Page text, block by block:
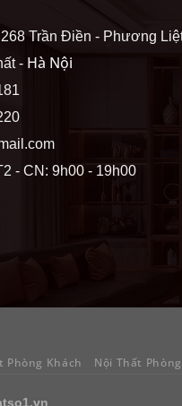
Trần Điền - Phương
-Hà Nội
- CN: 9h00 - 19h00
Phòng Khách Nội Thất